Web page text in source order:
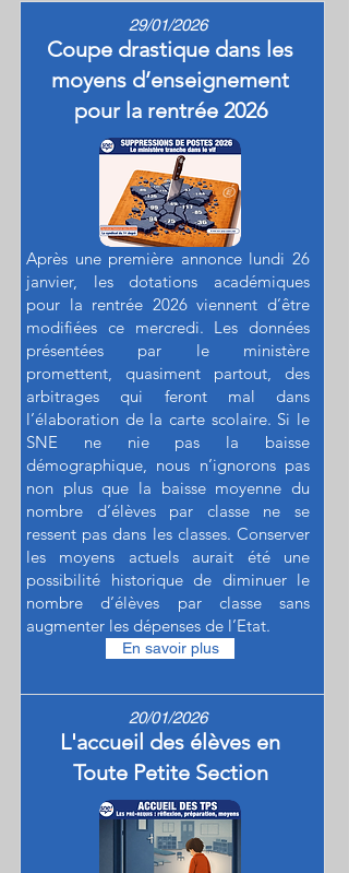
29/01/2026
Coupe drastique dans les
moyens d’enseignement
pour la rentrée 2026
Après une première annonce lundi 26
janvier, les dotations académiques
pour la rentrée 2026 viennent d’être
modifiées ce mercredi. Les données
présentées par le ministère
promettent, quasiment partout, des
arbitrages qui feront mal dans
l’élaboration de la carte scolaire. Si le
SNE ne nie pas la baisse
démographique, nous n’ignorons pas
non plus que la baisse moyenne du
nombre d’élèves par classe ne se
ressent pas dans les classes. Conserver
les moyens actuels aurait été une
possibilité historique de diminuer le
nombre d’élèves par classe sans
augmenter les dépenses de l’Etat.
En savoir plus
20/01/2026
L'accueil des élèves en
Toute Petite Section